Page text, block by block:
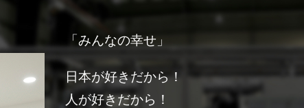
「みんなの幸せ」
日本が好きだから！
人が好きだから！